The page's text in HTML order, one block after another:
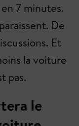
7 minutes.
De
Et
la voiture
pas.
le